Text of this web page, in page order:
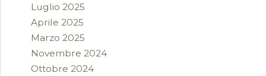
Luglio 2025
Aprile 2025
Marzo 2025
Novembre 2024
Ottobre 2024